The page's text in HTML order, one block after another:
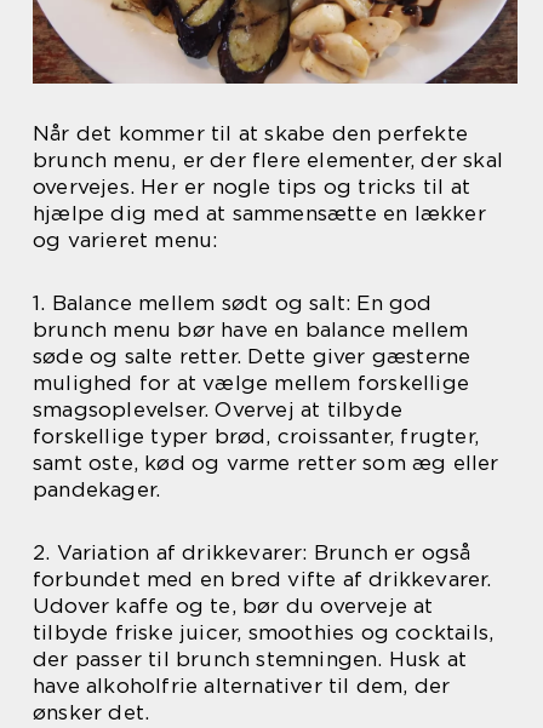
Når det kommer til at skabe den perfekte
brunch menu, er der flere elementer, der skal
overvejes. Her er nogle tips og tricks til at
hjælpe dig med at sammensætte en lækker
og varieret menu:
1. Balance mellem sødt og salt: En god
brunch menu bør have en balance mellem
søde og salte retter. Dette giver gæsterne
mulighed for at vælge mellem forskellige
smagsoplevelser. Overvej at tilbyde
forskellige typer brød, croissanter, frugter,
samt oste, kød og varme retter som æg eller
pandekager.
2. Variation af drikkevarer: Brunch er også
forbundet med en bred vifte af drikkevarer.
Udover kaffe og te, bør du overveje at
tilbyde friske juicer, smoothies og cocktails,
der passer til brunch stemningen. Husk at
have alkoholfrie alternativer til dem, der
ønsker det.